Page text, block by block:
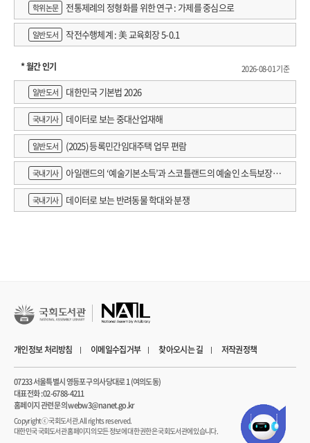
학위논문 전통제례의 정형화를 위한 연구 : 가제를 중심으로
일반도서 작전수행체계 : 美 교육회장 5-0.1
* 월간 인기
2026-08-01 기준
일반도서
대한민국 기본법 2026
국내기사 데이터로 보는 중대산업재해
일반도서 (2025) 등록민간임대주택 업무 편람
국내기사
아일랜드의 ‘예술기본소득’과 스코틀랜드의 예술인 소득보장정
책 논의
국내기사 데이터로 보는 반려동물 학대와 분쟁
개인정보 처리방침 이메일수집거부 찾아오시는 길 저작권정책
07233 서울특별시 영등포구 의사당대로 1 (여의도동)
대표전화 : 02-6788-4211
홈페이지 관련 문의 webw3@nanet.go.kr
Copyrightⓒ 국회도서관. All rights reserved.
대한민국 국회도서관 홈페이지의 모든 정보에 대한 권한은 국회도서관에 있습니다.